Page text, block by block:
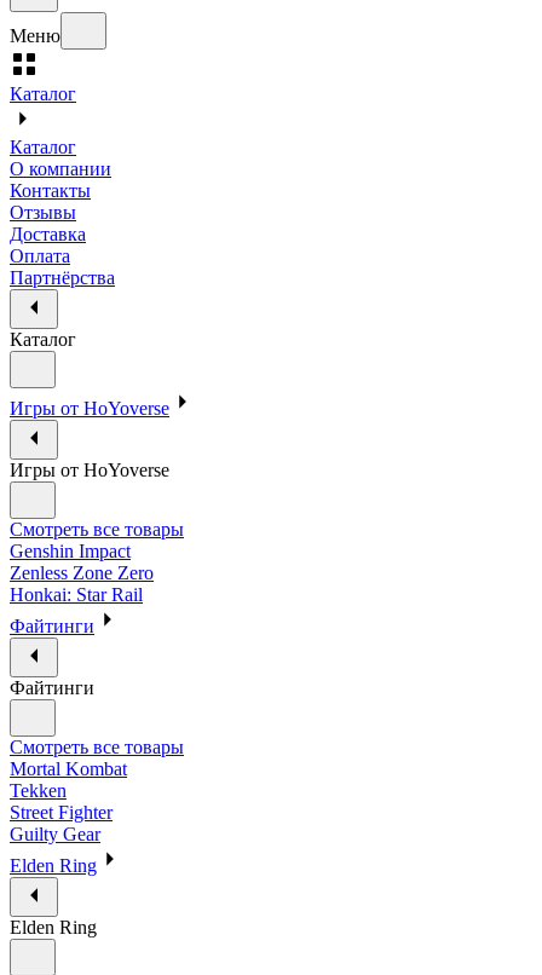
Меню
Каталог
Каталог
О компании
Контакты
Отзывы
Доставка
Оплата
Партнёрства
Каталог
Игры от HoYoverse
Игры от HoYoverse
Смотреть все товары
Genshin Impact
Zenless Zone Zero
Honkai: Star Rail
Файтинги
Файтинги
Смотреть все товары
Mortal Kombat
Tekken
Street Fighter
Guilty Gear
Elden Ring
Elden Ring